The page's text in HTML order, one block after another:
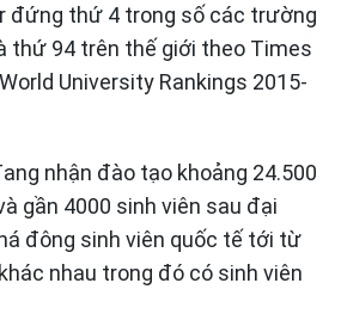
đứng thứ 4 trong số các trường
thứ 94 trên thế giới theo Times
University Rankings 2015-
nhận đào tạo khoảng 24.500
gần 4000 sinh viên sau đại
đông sinh viên quốc tế tới từ
nhau trong đó có sinh viên